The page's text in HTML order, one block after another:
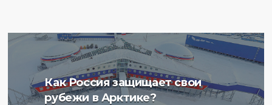
Как Россия защищает свои
рубежи в Арктике?
Ученые Арктического
плавучего университета